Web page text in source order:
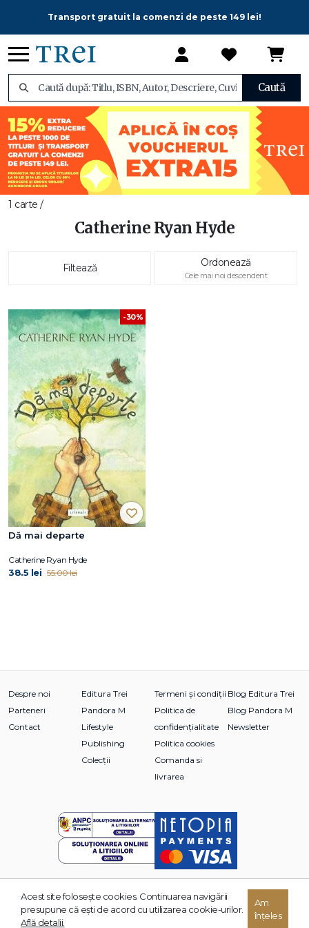
Transport gratuit la comenzi de peste 149 lei!
Caută
1 carte /
Catherine Ryan Hyde
Filtează Ordonează
Cele mai noi descendent
-30%
Dă mai departe
Catherine Ryan Hyde
38.5 lei 55.00 lei
Despre noi
Parteneri
Contact
Editura Trei
Pandora M
Lifestyle
Publishing
Colecții
Termeni și condiții
Politica de
confidențialitate
Politica cookies
Comanda si
livrarea
Blog Editura Trei
Blog Pandora M
Newsletter
© 2026 Grupul Editorial TREI. Toate drepturile rezervate.
Acest site foloseşte cookies. Continuarea navigării
presupune că eşti de acord cu utilizarea cookie-urilor.
Află detalii.
Am
înțeles